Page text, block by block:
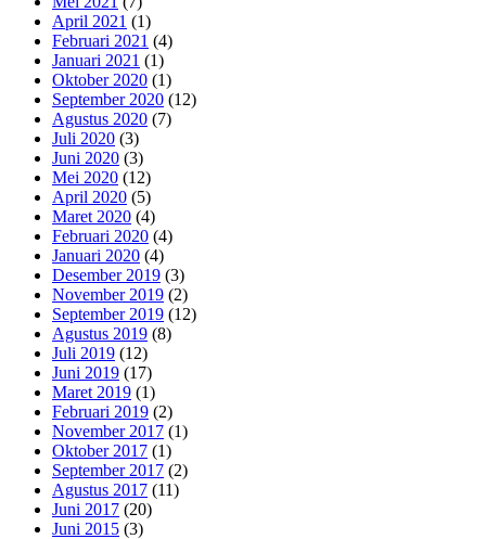
April 2021 (1)
Februari 2021 (4)
Januari 2021 (1)
Oktober 2020 (1)
September 2020 (12)
Agustus 2020 (7)
Juli 2020 (3)
Juni 2020 (3)
Mei 2020 (12)
April 2020 (5)
Maret 2020 (4)
Februari 2020 (4)
Januari 2020 (4)
Desember 2019 (3)
November 2019 (2)
September 2019 (12)
Agustus 2019 (8)
Juli 2019 (12)
Juni 2019 (17)
Maret 2019 (1)
Februari 2019 (2)
November 2017 (1)
Oktober 2017 (1)
September 2017 (2)
Agustus 2017 (11)
Juni 2017 (20)
Juni 2015 (3)